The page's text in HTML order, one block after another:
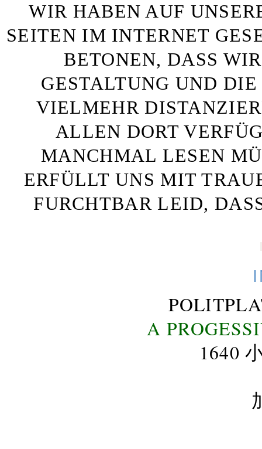
WIR HABEN AUF
SEITEN IM INTERNET
BETONEN, DASS
GESTALTUNG UND
VIELMEHR
ALLEN DORT
MANCHMAL LESEN
ERFÜLLT UNS MIT
FURCHTBAR LEID,
A
1640